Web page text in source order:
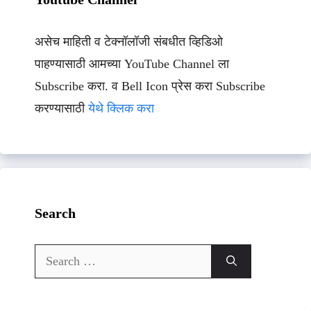
असेच माहिती व टेक्नॉलॉजी संबधीत व्हिडिओ
पाहण्यासाठी आमच्या YouTube Channel ला
Subscribe करा. व Bell Icon प्रेस करा Subscribe
करण्यासाठीयेथे क्लिक करा
Search
Search
for: